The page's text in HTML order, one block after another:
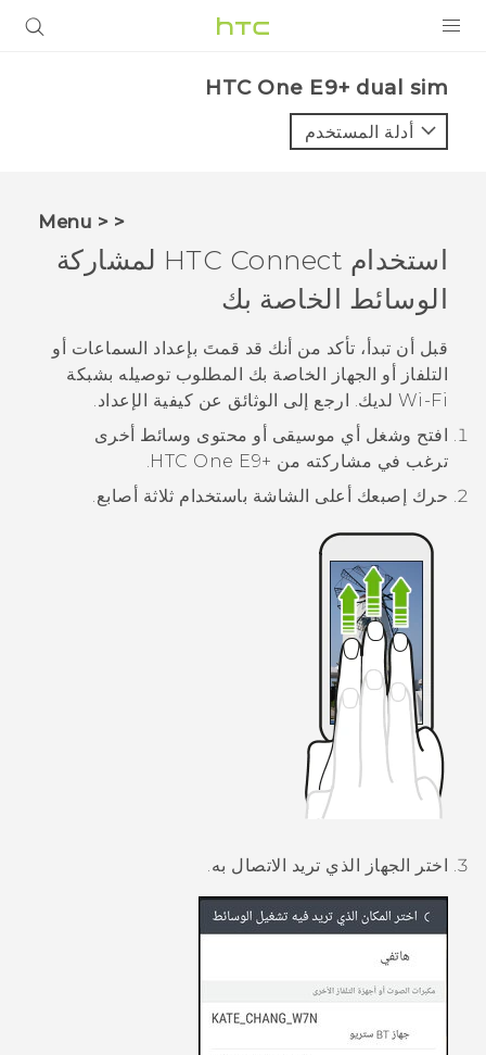
VIVE
VIVERSE
البرامج + التطبيقات
الدعم
أجهزة HTC والملحقات
HTC One E9+ dual sim‎
أدلة المستخدم
< < Menu
استخدام HTC Connect لمشاركة
الوسائط الخاصة بك
قبل أن تبدأ، تأكد من أنك قد قمتَ بإعداد السماعات أو
التلفاز أو الجهاز الخاصة بك المطلوب توصيله بشبكة
Wi‍-Fi لديك. ارجع إلى الوثائق عن كيفية الإعداد.
افتح وشغل أي موسيقى أو محتوى وسائط أخرى
ترغب في مشاركته من ‍+HTC One E9
.
حرك إصبعك أعلى الشاشة باستخدام ثلاثة أصابع.
اختر الجهاز الذي تريد الاتصال به.